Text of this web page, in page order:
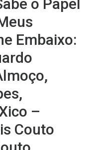
o Papel
Embaixo:
–
Couto